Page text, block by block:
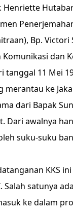
Henriette
Bp.
dan
tanggal 11 Mei
merantau ke
dari Bapak
Dari awalnya
suku-suku
KKS
Salah satunya
ke dalam